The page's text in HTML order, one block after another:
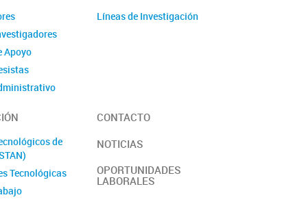
Apoyo
y de género
Líneas de Investigación
de
Tecnológicas
CONTACTO
NOTICIAS
OPORTUNIDADES
LABORALES